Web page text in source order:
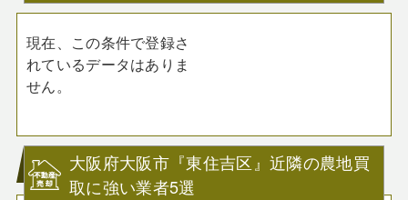
現在、この条件で登録さ
れているデータはありま
せん。
大阪府大阪市『東住吉区』近隣の農地買
取に強い業者5選